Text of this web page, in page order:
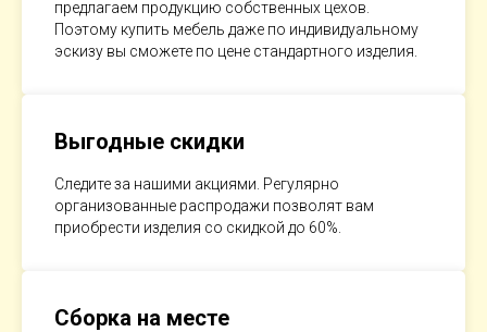
предлагаем продукцию собственных цехов.
Поэтому купить мебель даже по индивидуальному
эскизу вы сможете по цене стандартного изделия.
Выгодные скидки
Следите за нашими акциями. Регулярно
организованные распродажи позволят вам
приобрести изделия со скидкой до 60%.
Сборка на месте